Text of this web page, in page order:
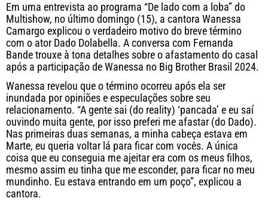
Em uma entrevista ao programa “De lado com a loba” do
Multishow, no último domingo (15), a cantora Wanessa
Camargo explicou o verdadeiro motivo do breve término
com o ator Dado Dolabella. A conversa com Fernanda
Bande trouxe à tona detalhes sobre o afastamento do casal
após a participação de Wanessa no Big Brother Brasil 2024.
Wanessa revelou que o término ocorreu após ela ser
inundada por opiniões e especulações sobre seu
relacionamento. “A gente sai (do reality) ‘pancada’ e eu saí
ouvindo muita gente, por isso preferi me afastar (do Dado).
Nas primeiras duas semanas, a minha cabeça estava em
Marte, eu queria voltar lá para ficar com vocês. A única
coisa que eu conseguia me ajeitar era com os meus filhos,
mesmo assim eu tinha que me esconder, para ficar no meu
mundinho. Eu estava entrando em um poço”, explicou a
cantora.